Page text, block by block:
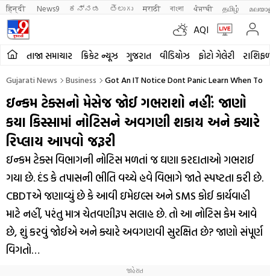
हिन्दी News9 ಕನ್ನಡ తెలుగు मराठी বাংলা ਪੰਜਾਬੀ தமிழ்
AQI
તાજા સમાચાર ક્રિકેટ ન્યૂઝ ગુજરાત વીડિયોઝ ફોટો ગેલેરી
Gujarati News Business Got An IT Notice Dont Panic Learn When To
ઇન્કમ ટેક્સનો મેસેજ જોઈ ગભરાશો નહીં: જાણો
કયા કિસ્સામાં નોટિસને અવગણી શકાય અને ક્યારે
રિપ્લાય આપવો જરૂરી
ઇન્કમ ટેક્સ વિભાગની નોટિસ મળતાં જ ઘણા કરદાતાઓ ગભરાઈ
ગયા છે. દંડ કે તપાસની ભીતિ વચ્ચે હવે વિભાગે જાતે સ્પષ્ટતા કરી છે.
CBDTએ જણાવ્યું છે કે આવી ઇમેઇલ્સ અને SMS કોઈ કાર્યવાહી
માટે નહીં, પરંતુ માત્ર ચેતવણીરૂપ સલાહ છે. તો આ નોટિસ કેમ આવે
છે, શું કરવું જોઈએ અને ક્યારે અવગણવી સુરક્ષિત છે? જાણો સંપૂર્ણ
વિગતો…